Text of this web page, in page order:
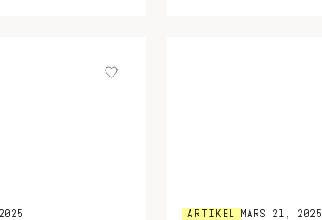
ARTIKEL MARS 21, 2025